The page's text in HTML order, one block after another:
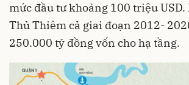
mức đầu tư khoảng 100 triệu
Thủ Thiêm cả giai đoạn 2012-
250.000 tỷ đồng vốn cho hạ tầng.